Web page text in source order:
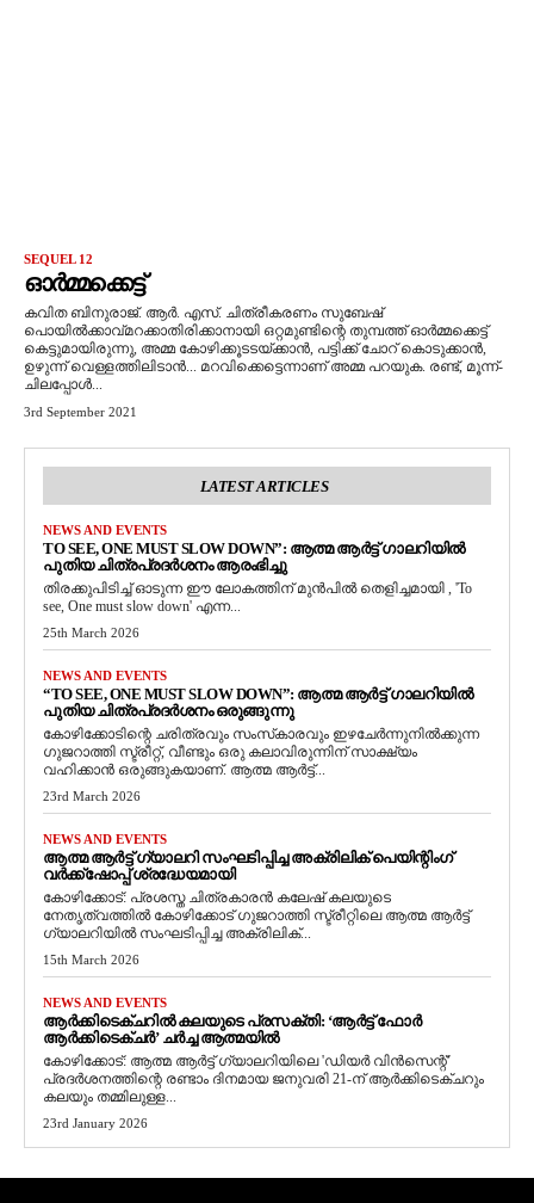
SEQUEL 12
ഓർമ്മക്കെട്ട്
കവിത ബിനുരാജ്. ആർ. എസ്. ചിത്രീകരണം സുബേഷ്
പൊയിൽക്കാവ്മറക്കാതിരിക്കാനായി ഒറ്റമുണ്ടിന്റെ തുമ്പത്ത് ഓർമ്മക്കെട്ട്
കെട്ടുമായിരുന്നു, അമ്മ കോഴിക്കൂടടയ്ക്കാൻ, പട്ടിക്ക് ചോറ് കൊടുക്കാൻ,
ഉഴുന്ന് വെള്ളത്തിലിടാൻ... മറവിക്കെട്ടെന്നാണ് അമ്മ പറയുക. രണ്ട്, മൂന്ന്-
ചിലപ്പോൾ...
3rd September 2021
LATEST ARTICLES
NEWS AND EVENTS
TO SEE, ONE MUST SLOW DOWN”: ആത്മ ആർട്ട് ഗാലറിയിൽ
പുതിയ ചിത്രപ്രദർശനം ആരംഭിച്ചു
തിരക്കുപിടിച്ച് ഓടുന്ന ഈ ലോകത്തിന് മുൻപിൽ തെളിച്ചമായി , 'To
see, One must slow down' എന്ന...
25th March 2026
NEWS AND EVENTS
“TO SEE, ONE MUST SLOW DOWN”: ആത്മ ആർട്ട് ഗാലറിയിൽ
പുതിയ ചിത്രപ്രദർശനം ഒരുങ്ങുന്നു
കോഴിക്കോടിന്റെ ചരിത്രവും സംസ്‌കാരവും ഇഴചേർന്നുനിൽക്കുന്ന
ഗുജറാത്തി സ്ട്രീറ്റ്, വീണ്ടും ഒരു കലാവിരുന്നിന് സാക്ഷ്യം
വഹിക്കാൻ ഒരുങ്ങുകയാണ്. ആത്മ ആർട്ട്...
23rd March 2026
NEWS AND EVENTS
ആത്മ ആർട്ട് ഗ്യാലറി സംഘടിപ്പിച്ച അക്രിലിക് പെയിന്റിംഗ്
വർക്ക്‌ഷോപ്പ് ശ്രദ്ധേയമായി
കോഴിക്കോട്: പ്രശസ്ത ചിത്രകാരൻ കലേഷ് കലയുടെ
നേതൃത്വത്തിൽ കോഴിക്കോട് ഗുജറാത്തി സ്ട്രീറ്റിലെ ആത്മ ആർട്ട്
ഗ്യാലറിയിൽ സംഘടിപ്പിച്ച അക്രിലിക്...
15th March 2026
NEWS AND EVENTS
ആർക്കിടെക്ചറിൽ കലയുടെ പ്രസക്തി: ‘ആർട്ട് ഫോർ
ആർക്കിടെക്ചർ’ ചർച്ച ആത്മയിൽ
​കോഴിക്കോട്: ആത്മ ആർട്ട് ഗ്യാലറിയിലെ 'ഡിയർ വിൻസെന്റ്'
പ്രദർശനത്തിന്റെ രണ്ടാം ദിനമായ ജനുവരി 21-ന് ആർക്കിടെക്ചറും
കലയും തമ്മിലുള്ള...
23rd January 2026